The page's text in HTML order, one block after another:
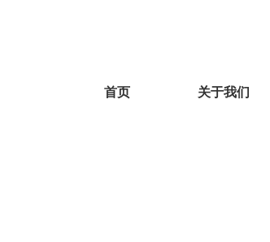
首页 关于我们